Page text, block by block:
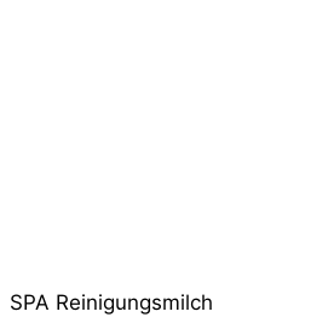
SPA Reinigungsmilch